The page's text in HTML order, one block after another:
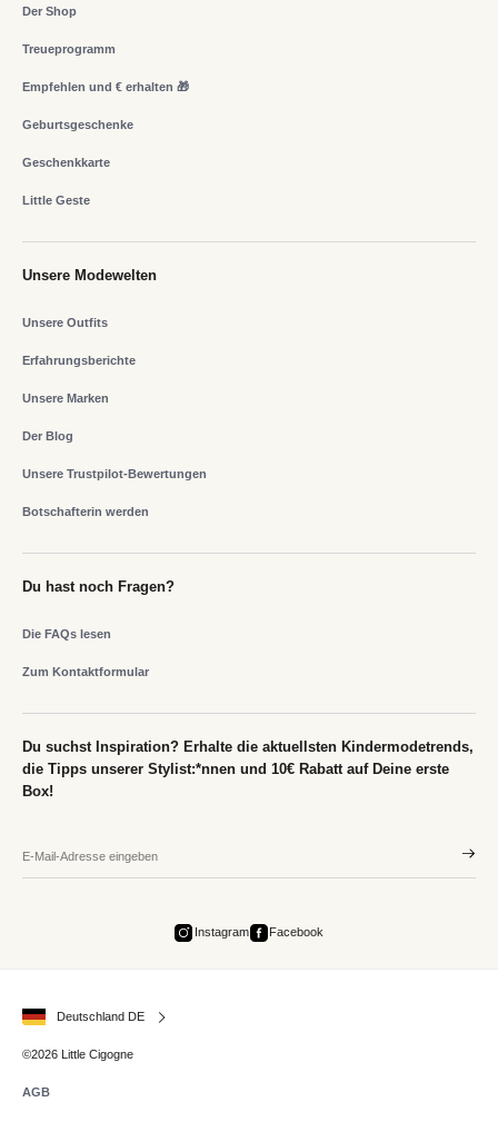
Der Shop
Treueprogramm
Empfehlen und € erhalten 🎁
Geburtsgeschenke
Geschenkkarte
Little Geste
Unsere Modewelten
Unsere Outfits
Erfahrungsberichte
Unsere Marken
Der Blog
Unsere Trustpilot-Bewertungen
Botschafterin werden
Du hast noch Fragen?
Die FAQs lesen
Zum Kontaktformular
Du suchst Inspiration? Erhalte die aktuellsten Kindermodetrends,
die Tipps unserer Stylist:*nnen und 10€ Rabatt auf Deine erste
Box!
Instagram Facebook
Deutschland DE
©2026 Little Cigogne
AGB